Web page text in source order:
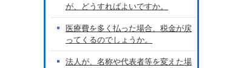
が、どうすればよいですか。
医療費を多く払った場合、税金が戻
ってくるのでしょうか。
法人が、名称や代表者等を変えた場